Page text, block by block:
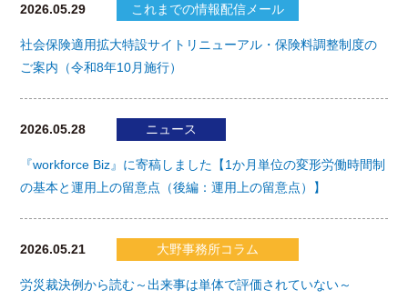
2026.05.29 これまでの情報配信メール
社会保険適用拡大特設サイトリニューアル・保険料調整制度の
ご案内（令和8年10月施行）
2026.05.28 ニュース
『workforce Biz』に寄稿しました【1か月単位の変形労働時間制
の基本と運用上の留意点（後編：運用上の留意点）】
2026.05.21 大野事務所コラム
労災裁決例から読む～出来事は単体で評価されていない～